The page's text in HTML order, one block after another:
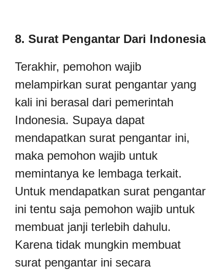
8. Surat Pengantar Dari Indonesia
Terakhir, pemohon wajib
melampirkan surat pengantar yang
kali ini berasal dari pemerintah
Indonesia. Supaya dapat
mendapatkan surat pengantar ini,
maka pemohon wajib untuk
memintanya ke lembaga terkait.
Untuk mendapatkan surat pengantar
ini tentu saja pemohon wajib untuk
membuat janji terlebih dahulu.
Karena tidak mungkin membuat
surat pengantar ini secara